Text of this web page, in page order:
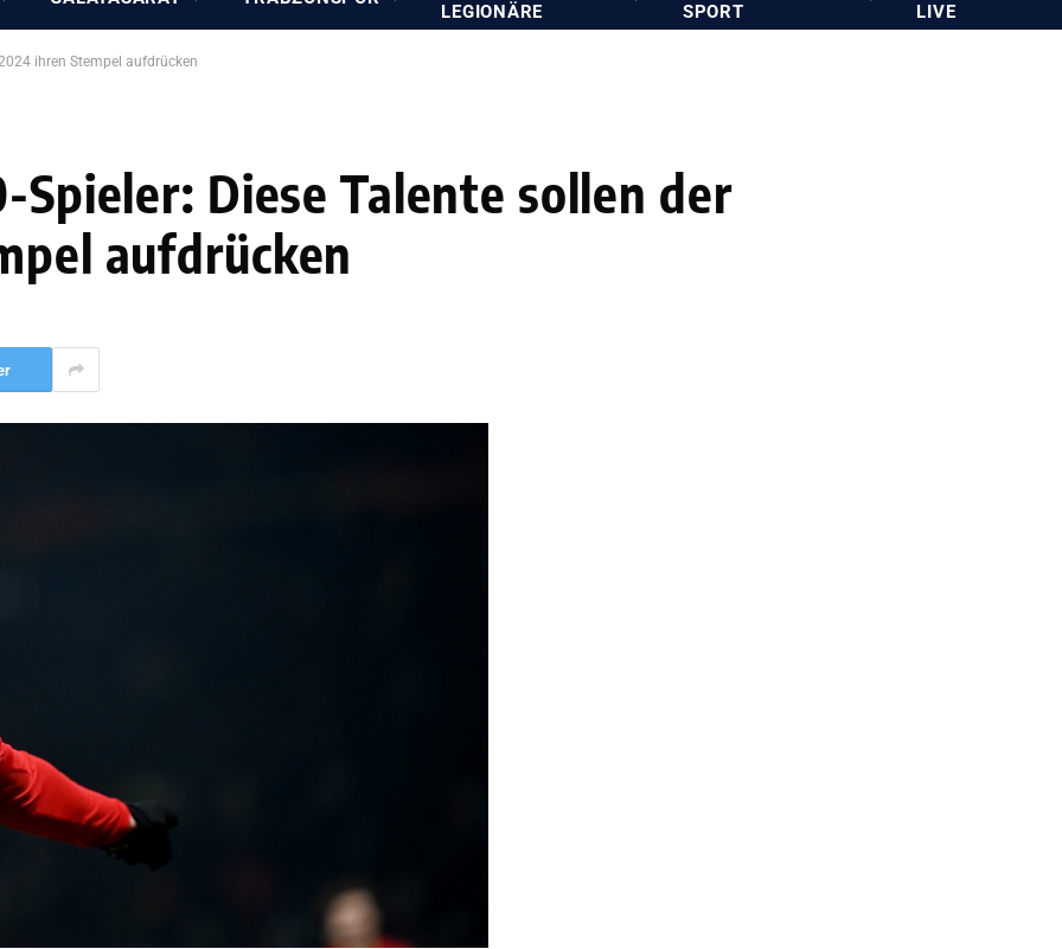
LEGIONÄRE
SPORT
LIVE
ihren Stempel aufdrücken
Spieler: Diese Talente sollen der
aufdrücken